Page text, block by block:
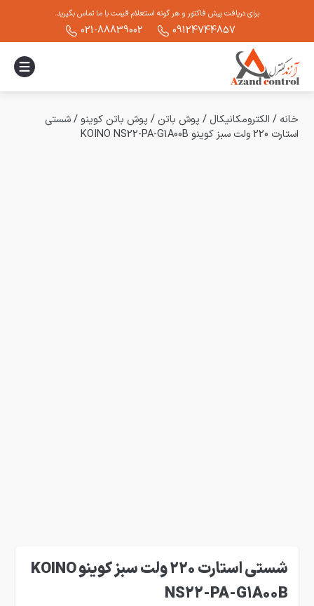
برای دریافت پیش فاکتور و هر گونه استعلام قیمت با ما تماس بگیرید.
09124744857
021-88839002
خانه / الکترومکانیکال / پوش باتن / پوش باتن کوینو /شستی
استارت 220 ولت سبز کوینو KOINO NS22-PA-G1A00B
شستی استارت 220 ولت سبز کوینو KOINO
NS22-PA-G1A00B